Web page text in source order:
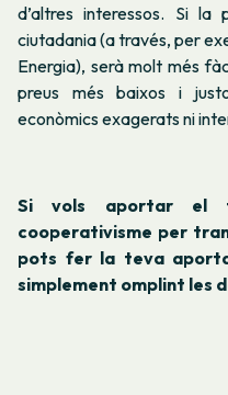
d’altres interessos. Si
ciutadania (a través, per
Energia), serà molt més
preus més baixos i
econòmics exagerats ni
Si vols aportar el
cooperativisme per
pots fer la teva
simplement omplint les